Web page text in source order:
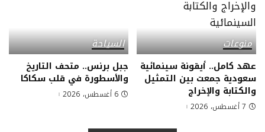
منوعات
عهد كامل.. أيقونة سينمائية
سعودية جمعت بين التمثيل
والكتابة والإخراج
7 أغسطس، 2026
السياحة
جبل برنس.. متحف التاريخ
والأسطورة في قلب سكاكا
6 أغسطس، 2026